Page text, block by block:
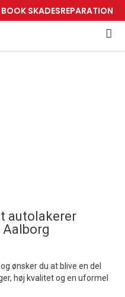
BOOK SKADESREPARATION
autolakerer
ønsker du at blive en del
høj kvalitet og en uformel